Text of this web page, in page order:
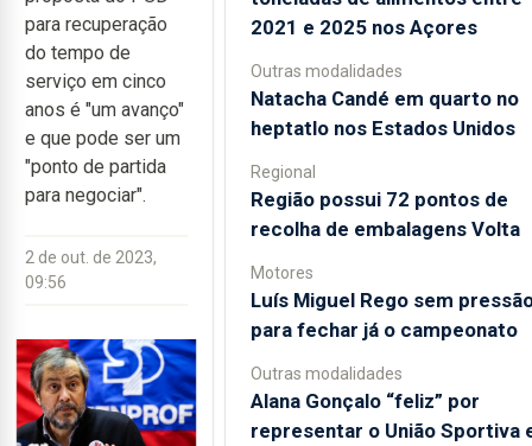
para recuperação
do tempo de
serviço em cinco
anos é "um avanço"
e que pode ser um
"ponto de partida
para negociar".
2 de out. de 2023,
09:56
2021 e 2025 nos Açores
Outras modalidades
Natacha Candé em quarto no
heptatlo nos Estados Unidos
Regional
Região possui 72 pontos de
recolha de embalagens Volta
Motores
Luís Miguel Rego sem
para fechar já o campeonato
Outras modalidades
Alana Gonçalo “feliz” por
representar o União Sportiva